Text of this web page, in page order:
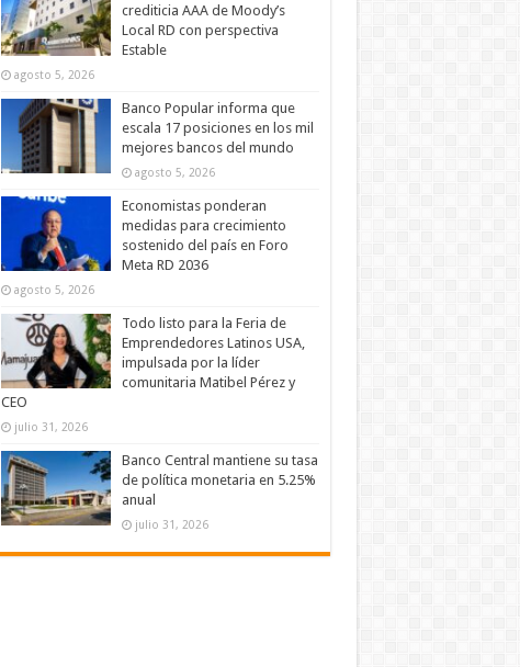
crediticia AAA de Moody’s
Local RD con perspectiva
Estable
agosto 5, 2026
Banco Popular informa que
escala 17 posiciones en los mil
mejores bancos del mundo
agosto 5, 2026
Economistas ponderan
medidas para crecimiento
sostenido del país en Foro
Meta RD 2036
agosto 5, 2026
Todo listo para la Feria de
Emprendedores Latinos USA,
impulsada por la líder
comunitaria Matibel Pérez y
CEO
julio 31, 2026
Banco Central mantiene su tasa
de política monetaria en 5.25%
anual
julio 31, 2026